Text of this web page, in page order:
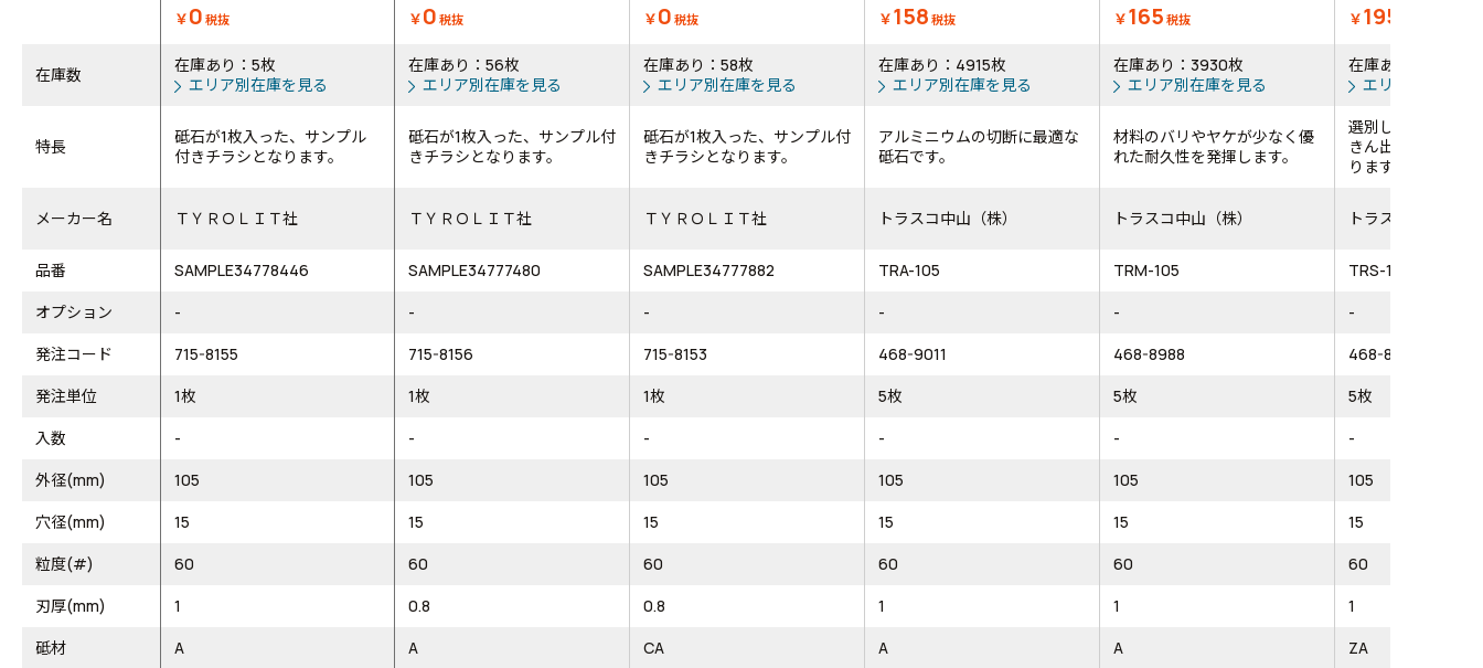
￥0 税抜 ￥0 税抜 ￥0 税抜 ￥158 税抜 ￥165 税抜 ￥195
在庫数
在庫あり：5枚
エリア別在庫を見る
在庫あり：56枚
エリア別在庫を見る
在庫あり：58枚
エリア別在庫を見る
在庫あり：4915枚
エリア別在庫を見る
在庫あり：3930枚
エリア別在庫を見る
在庫あり：3465枚
エリア別在庫を
特長
砥石が1枚入った、サンプル
付きチラシとなります。
砥石が1枚入った、サンプル付
きチラシとなります。
砥石が1枚入った、サンプル付
きチラシとなります。
アルミニウムの切断に最適な
砥石です。
材料のバリやヤケが少なく優
れた耐久性を発揮します。
選別したジルコニ
きん出た切れ味と
ります。
メーカー名 ＴＹＲＯＬＩＴ社 ＴＹＲＯＬＩＴ社 ＴＹＲＯＬＩＴ社 トラスコ中山（株） トラスコ中山（株） トラスコ中山（株
品番 SAMPLE34778446 SAMPLE34777480 SAMPLE34777882 TRA-105 TRM-105
TRS-105
オプション
- - - - -
-
発注コード
715-8155 715-8156 715-8153 468-9011 468-8988
468-8996
発注単位
1枚 1枚 1枚 5枚 5枚
5枚
入数
- - - - -
-
外径(mm)
105 105 105 105 105
105
穴径(mm)
15 15 15 15 15
15
粒度(#)
60 60 60 60 60
60
刃厚(mm)
1 0.8 0.8 1 1
1
砥材
A A CA A A
ZA